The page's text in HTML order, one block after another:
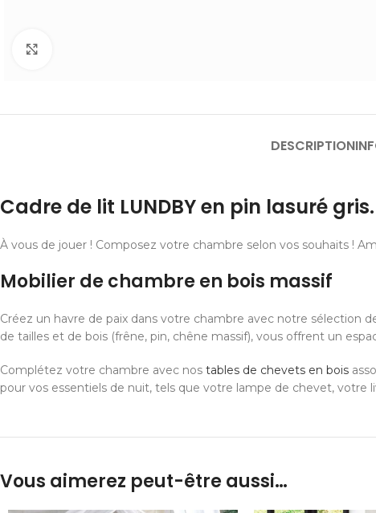
DESCRIPTION
Cadre de lit LUNDBY en pin lasuré gris.
À vous de jouer ! Composez votre chambre selon vos souhaits !
Mobilier de chambre en bois massif
Créez un havre de paix dans votre chambre avec notre sélection
de tailles et de bois (frêne, pin, chêne massif), vous offrent un
Complétez votre chambre avec nos tables de chevets en bois
pour vos essentiels de nuit, tels que votre lampe de chevet,
Vous aimerez peut-être aussi…